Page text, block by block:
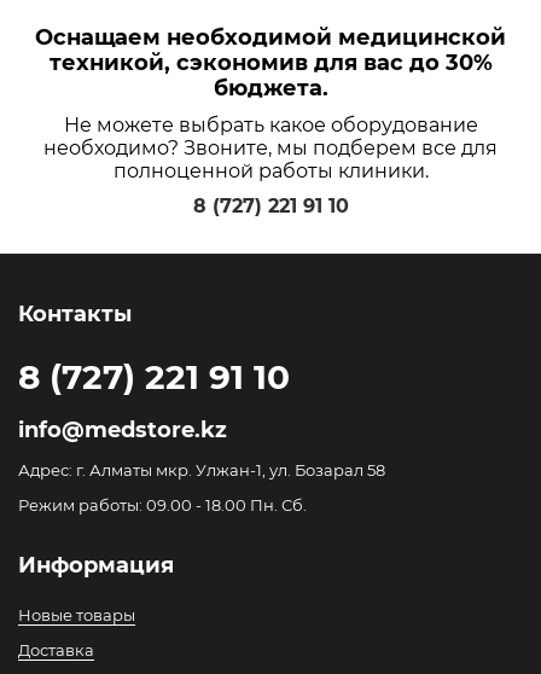
Оснащаем необходимой медицинской
техникой, сэкономив для вас до 30%
бюджета.
Не можете выбрать какое оборудование
необходимо? Звоните, мы подберем все для
полноценной работы клиники.
8 (727) 221 91 10
Контакты
8 (727) 221 91 10
info@medstore.kz
Адрес: г. Алматы мкр. Улжан-1, ул. Бозарал 58
Режим работы: 09.00 - 18.00 Пн. Сб.
Информация
Новые товары
Доставка